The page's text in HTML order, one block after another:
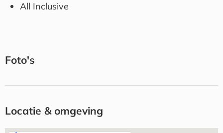
All Inclusive
Foto's
Locatie & omgeving